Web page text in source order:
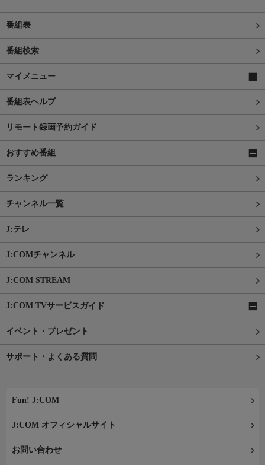
番組表
番組検索
マイメニュー
番組表ヘルプ
リモート録画予約ガイド
おすすめ番組
ランキング
チャンネル一覧
J:テレ
J:COMチャンネル
J:COM STREAM
J:COM TVサービスガイド
イベント・プレゼント
サポート・よくある質問
Fun! J:COM
J:COM オフィシャルサイト
お問い合わせ